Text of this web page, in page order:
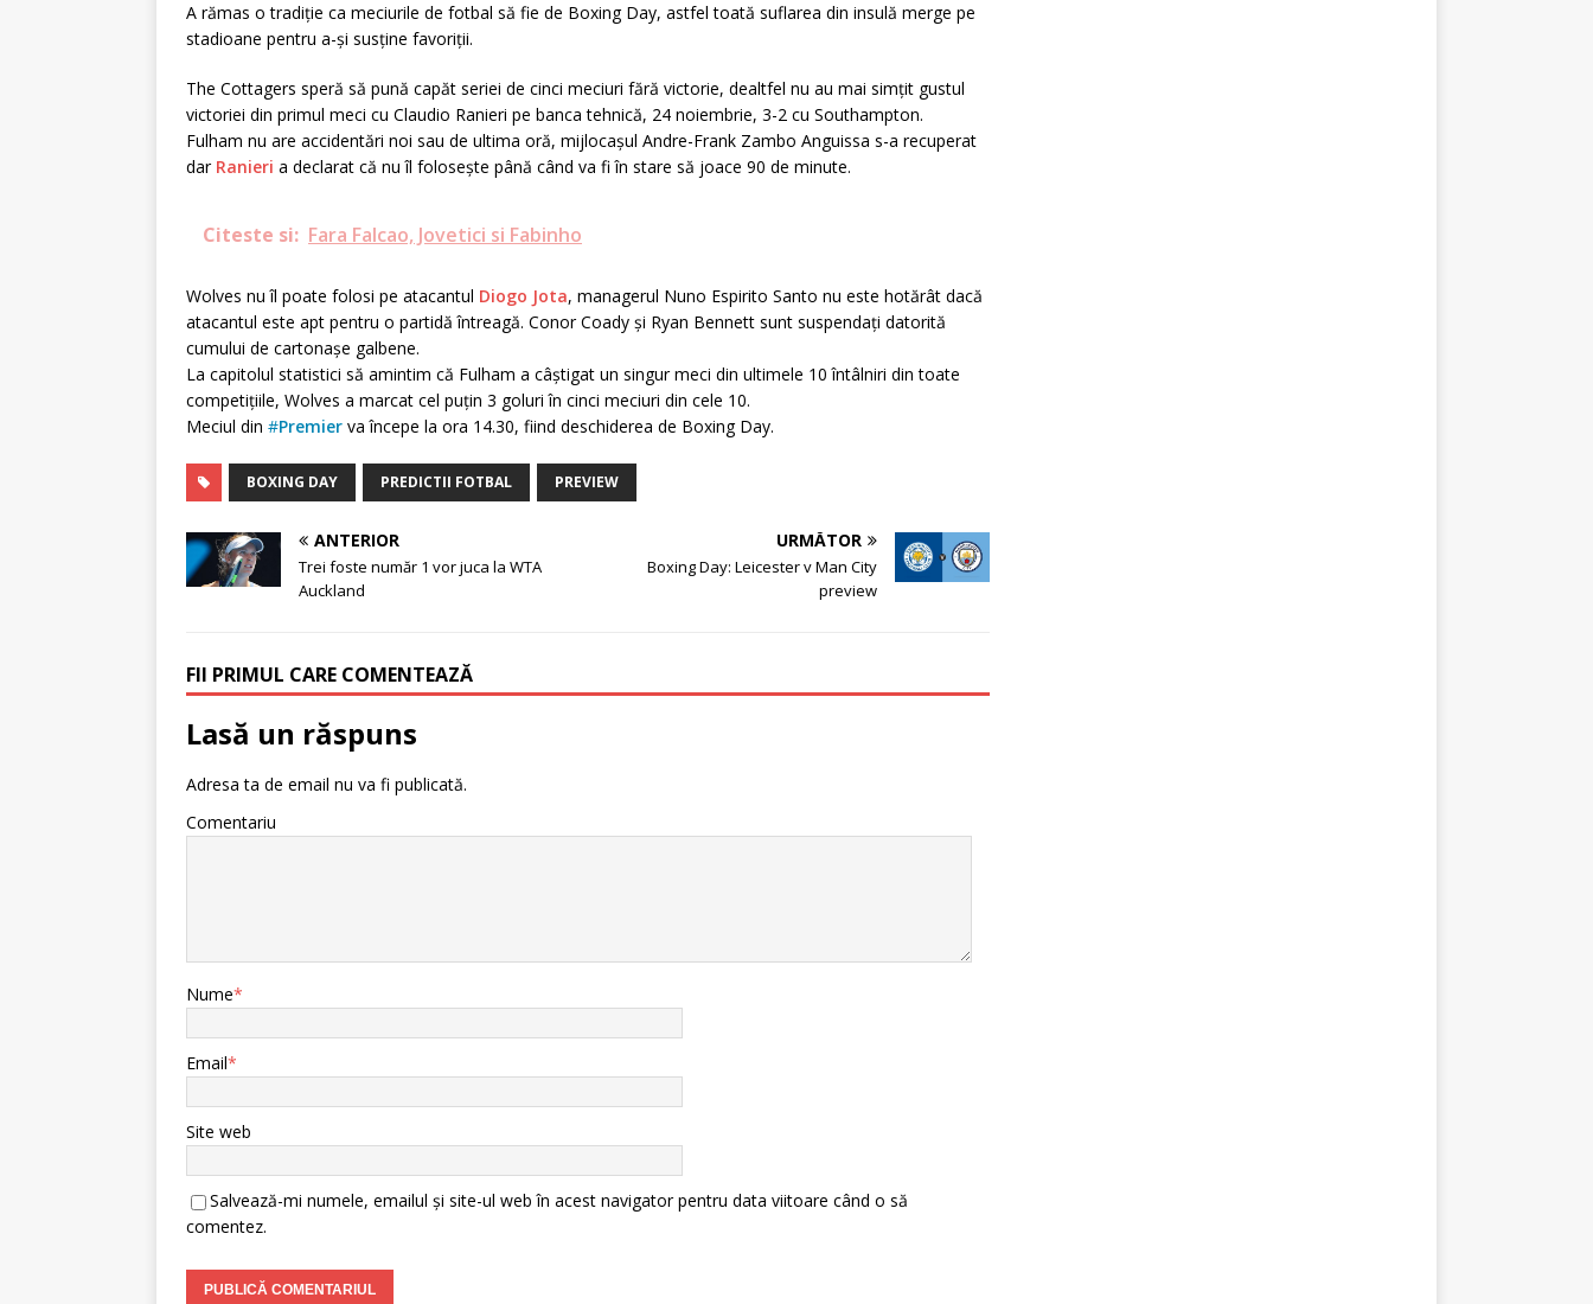
A rămas o tradiție ca meciurile de fotbal să fie de Boxing Day, astfel toată suflarea din insulă merge pe
stadioane pentru a-și susține favoriții.
The Cottagers speră să pună capăt seriei de cinci meciuri fără victorie, dealtfel nu au mai simțit gustul
victoriei din primul meci cu Claudio Ranieri pe banca tehnică, 24 noiembrie, 3-2 cu Southampton.
Fulham nu are accidentări noi sau de ultima oră, mijlocașul Andre-Frank Zambo Anguissa s-a recuperat
dar Ranieri a declarat că nu îl folosește până când va fi în stare să joace 90 de minute.
Citeste si: Fara Falcao, Jovetici si Fabinho
Wolves nu îl poate folosi pe atacantul Diogo Jota, managerul Nuno Espirito Santo nu este hotărât dacă
atacantul este apt pentru o partidă întreagă. Conor Coady și Ryan Bennett sunt suspendați datorită
cumului de cartonașe galbene.
La capitolul statistici să amintim că Fulham a câștigat un singur meci din ultimele 10 întâlniri din toate
competițiile, Wolves a marcat cel puțin 3 goluri în cinci meciuri din cele 10.
Meciul din #Premier va începe la ora 14.30, fiind deschiderea de Boxing Day.
BOXING DAY PREDICTII FOTBAL PREVIEW
ANTERIOR
Trei foste număr 1 vor juca la WTA
Auckland
URMĂTOR
Boxing Day: Leicester v Man City
preview
FII PRIMUL CARE COMENTEAZĂ
Lasă un răspuns
Adresa ta de email nu va fi publicată.
Comentariu
Nume*
Email*
Site web
Salvează-mi numele, emailul și site-ul web în acest navigator pentru data viitoare când o să
comentez.